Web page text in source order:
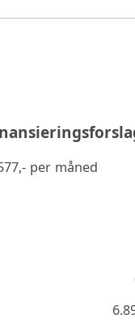
,- per måned